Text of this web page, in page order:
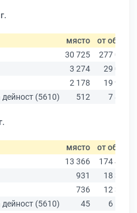
място от общо
30 725
277 019
3 274
29 067
2 178
19 939
(5610)
512 7 842
място от общо
13 366
174 403
931
18 305
736
12 387
(5610)
45 6 522